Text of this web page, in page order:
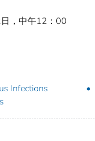
，中午12：00
Infections